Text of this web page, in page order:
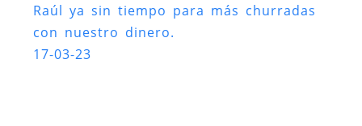
Raúl ya sin tiempo para más churradas
con nuestro dinero.
17-03-23